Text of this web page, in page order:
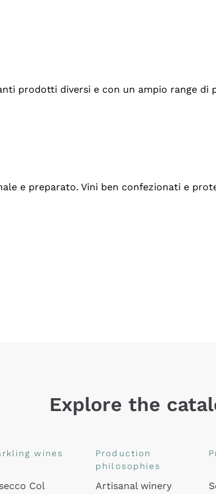
prodotti diversi e con un ampio range di
e preparato. Vini ben confezionati e
Explore the
wines
Col
Production
philosophies
Artisanal winery